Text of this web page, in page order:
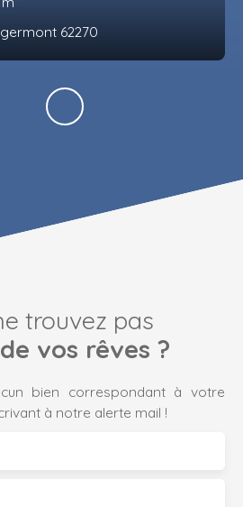
62270
trouvez pas
vos rêves ?
bien correspondant à votre
à notre alerte mail !